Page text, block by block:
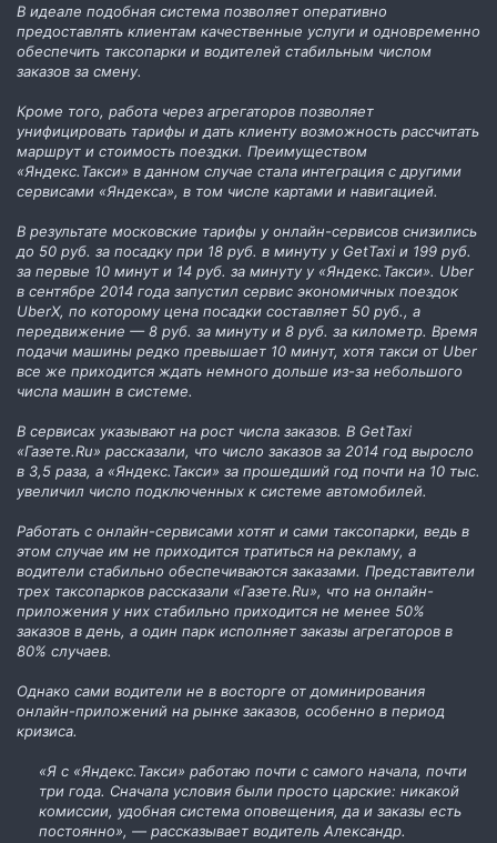
В идеале подобная система позволяет оперативно
предоставлять клиентам качественные услуги и одновременно
обеспечить таксопарки и водителей стабильным числом
заказов за смену.
Кроме того, работа через агрегаторов позволяет
унифицировать тарифы и дать клиенту возможность рассчитать
маршрут и стоимость поездки. Преимуществом
«Яндекс.Такси» в данном случае стала интеграция с другими
сервисами «Яндекса», в том числе картами и навигацией.
В результате московские тарифы у онлайн-сервисов снизились
до 50 руб. за посадку при 18 руб. в минуту у GetTaxi и 199 руб.
за первые 10 минут и 14 руб. за минуту у «Яндекс.Такси». Uber
в сентябре 2014 года запустил сервис экономичных поездок
UberX, по которому цена посадки составляет 50 руб., а
передвижение — 8 руб. за минуту и 8 руб. за километр. Время
подачи машины редко превышает 10 минут, хотя такси от Uber
все же приходится ждать немного дольше из-за небольшого
числа машин в системе.
В сервисах указывают на рост числа заказов. В GetTaxi
«Газете.Ru» рассказали, что число заказов за 2014 год выросло
в 3,5 раза, а «Яндекс.Такси» за прошедший год почти на 10 тыс.
увеличил число подключенных к системе автомобилей.
Работать с онлайн-сервисами хотят и сами таксопарки, ведь в
этом случае им не приходится тратиться на рекламу, а
водители стабильно обеспечиваются заказами. Представители
трех таксопарков рассказали «Газете.Ru», что на онлайн-
приложения у них стабильно приходится не менее 50%
заказов в день, а один парк исполняет заказы агрегаторов в
80% случаев.
Однако сами водители не в восторге от доминирования
онлайн-приложений на рынке заказов, особенно в период
кризиса.
«Я с «Яндекс.Такси» работаю почти с самого начала, почти
три года. Сначала условия были просто царские: никакой
комиссии, удобная система оповещения, да и заказы есть
постоянно», — рассказывает водитель Александр.